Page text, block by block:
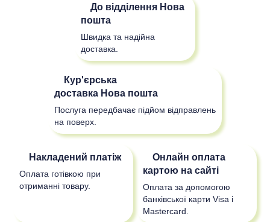
До відділення Нова
пошта
Швидка та надійна
доставка.
Кур'єрська
доставка Нова пошта
Послуга передбачає підйом відправлень
на поверх.
Накладений платіж
Оплата готівкою при
отриманні товару.
Онлайн оплата
картою на сайті
Оплата за допомогою
банківської карти Visa і
Mastercard.